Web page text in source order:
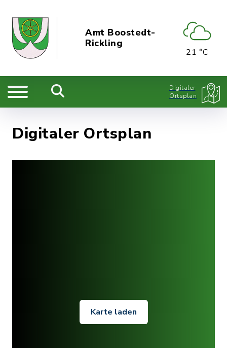
Amt Boostedt-
Rickling
21 °C
Digitaler
Ortsplan
Digitaler Ortsplan
Karte laden